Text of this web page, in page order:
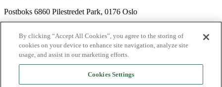
Postboks 6860 Pilestredet Park, 0176 Oslo
Nyhetsbrev
Ledige stillinger
Send inn manus
By clicking “Accept All Cookies”, you agree to the storing of
cookies on your device to enhance site navigation, analyze site
usage, and assist in our marketing efforts.
Cookies Settings